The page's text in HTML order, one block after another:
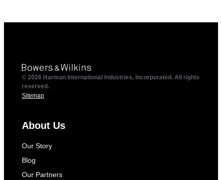
© 2026 Harman International Industries, Incorporated. All rights
reserved.
Sitemap
About Us
Our Story
Blog
Our Partners